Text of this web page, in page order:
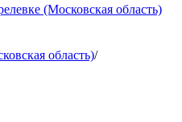
(Московская область)
область)/